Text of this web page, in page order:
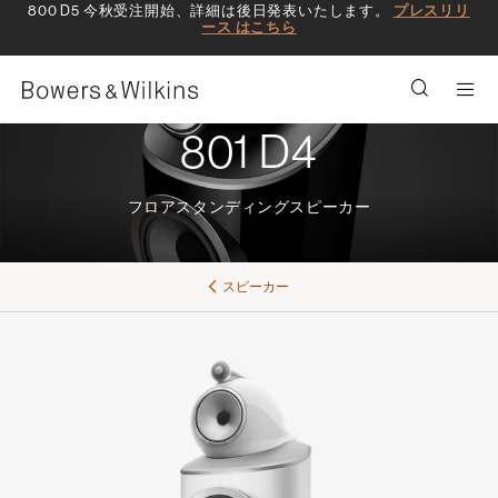
800 D5 今秋受注開始、詳細は後日発表いたします。 プレスリリ
ース はこちら
801 D4
フロアスタンディングスピーカー
スピーカー